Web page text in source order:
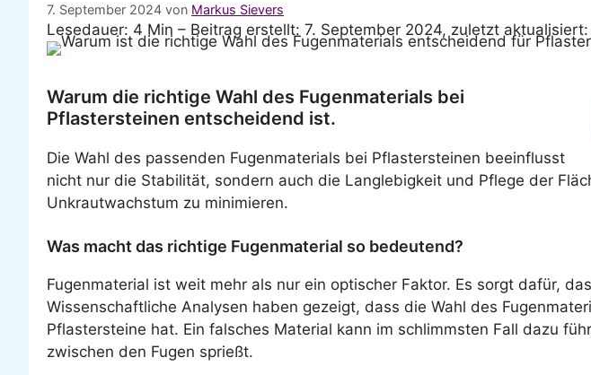
7. September 2024 von Markus Sievers
Lesedauer: 4 Min – Beitrag erstellt: 7. September 2024, zuletzt
Warum die richtige Wahl des Fugenmaterials bei
Pflastersteinen entscheidend ist.
Die Wahl des passenden Fugenmaterials bei Pflastersteinen beeinflusst
nicht nur die Stabilität, sondern auch die Langlebigkeit und Pflege der
Unkrautwachstum zu minimieren.
Was macht das richtige Fugenmaterial so bedeutend?
Fugenmaterial ist weit mehr als nur ein optischer Faktor. Es sorgt dafür,
Wissenschaftliche Analysen haben gezeigt, dass die Wahl des
Pflastersteine hat. Ein falsches Material kann im schlimmsten Fall dazu
zwischen den Fugen sprießt.